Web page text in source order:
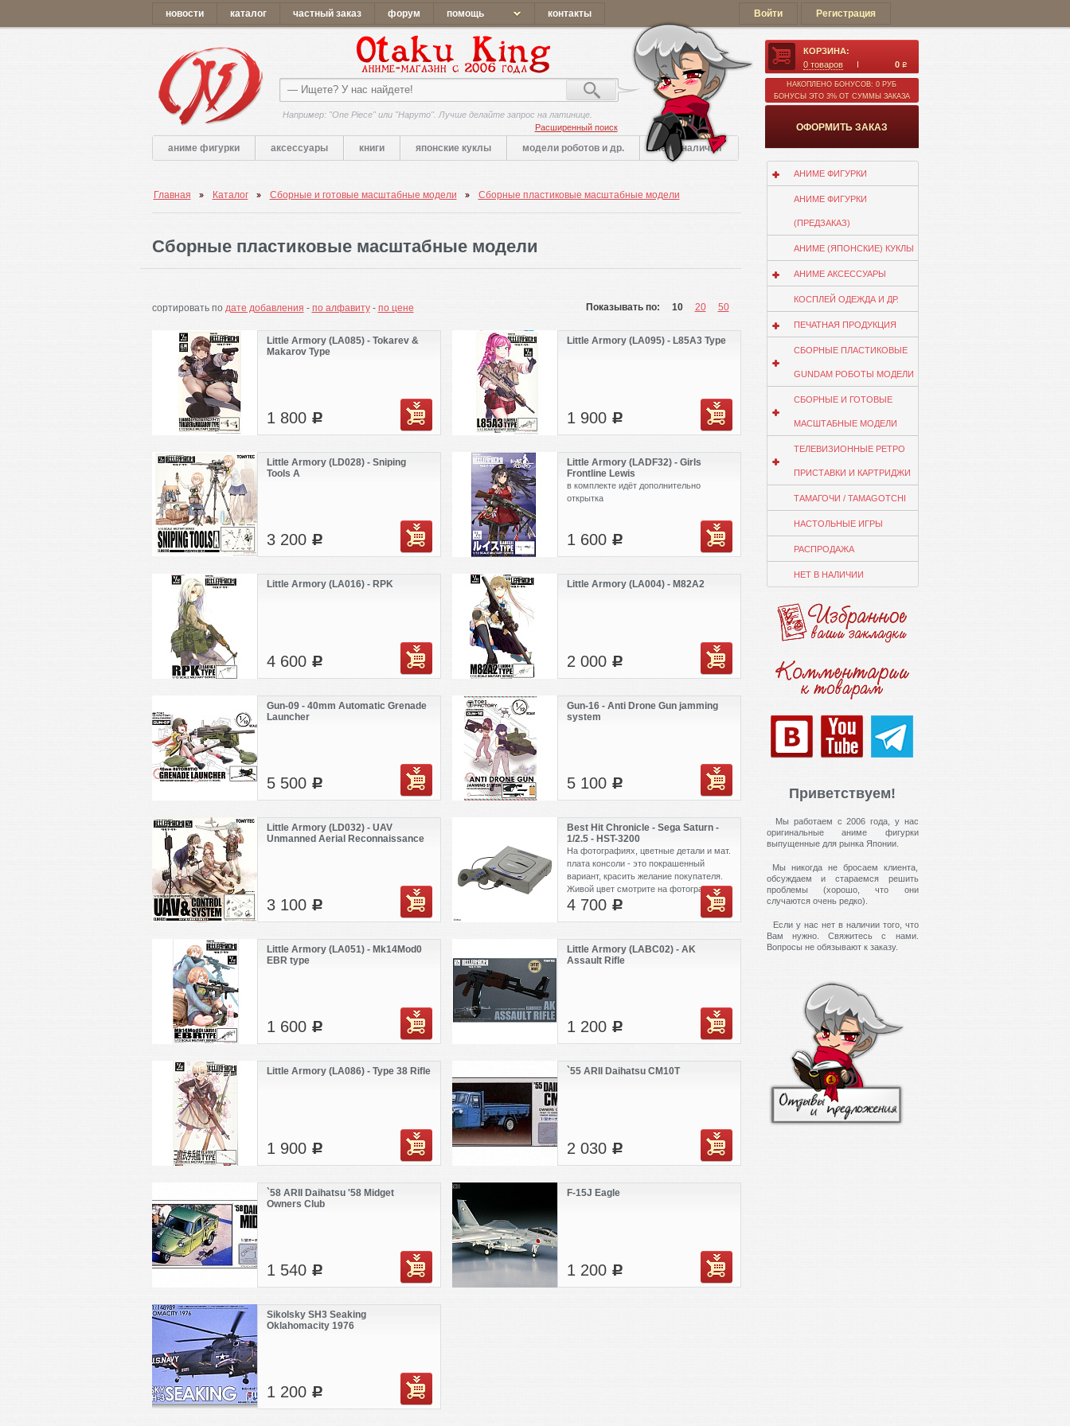
новости каталог частный заказ форум помощь контакты Войти Регистрация
Например: "One Piece" или "Наруто". Лучше делайте запрос на латинице.
Расширенный поиск
КОРЗИНА:
0товаров 0 q
НАКОПЛЕНО БОНУСОВ: 0 РУБ
БОНУСЫ ЭТО 3% ОТ СУММЫ ЗАКАЗА
ОФОРМИТЬ ЗАКАЗ
аниме фигурки
аксессуары книги японские куклы модели роботов и др. нет в наличии
Главная Каталог Сборные и готовые масштабные модели Сборные пластиковые масштабные модели
Сборные пластиковые масштабные модели
сортировать по дате добавления - по алфавиту- по цене Показывать по: 10 20 50
Little Armory (LA085) - Tokarev &
Makarov Type
1 800 c
Little Armory (LA095) - L85A3 Type
1 900 c
Little Armory (LD028) - Sniping
Tools A
3 200 c
Little Armory (LADF32) - Girls
Frontline Lewis
в комплекте идёт дополнительно
открытка
1 600 c
Little Armory (LA016) - RPK
4 600 c
Little Armory (LA004) - M82A2
2 000 c
Gun-09 - 40mm Automatic Grenade
Launcher
5 500 c
Gun-16 - Anti Drone Gun jamming
system
5 100 c
Little Armory (LD032) - UAV
Unmanned Aerial Reconnaissance
3 100 c
Best Hit Chronicle - Sega Saturn -
1/2.5 - HST-3200
На фотографиях, цветные детали и мат.
плата консоли - это покрашенный
вариант, красить желание покупателя.
Живой цвет смотрите на фотографиях
товара.
4 700 c
Little Armory (LA051) - Mk14Mod0
EBR type
1 600 c
Little Armory (LABC02) - AK
Assault Rifle
1 200 c
Little Armory (LA086) - Type 38 Rifle
1 900 c
`55 ARII Daihatsu CM10T
2 030 c
`58 ARII Daihatsu '58 Midget
Owners Club
1 540 c
F-15J Eagle
1 200 c
Sikolsky SH3 Seaking
Oklahomacity 1976
1 200 c
АНИМЕ ФИГУРКИ
АНИМЕ ФИГУРКИ
(ПРЕДЗАКАЗ)
АНИМЕ (ЯПОНСКИЕ) КУКЛЫ
АНИМЕ АКСЕССУАРЫ
КОСПЛЕЙ ОДЕЖДА И ДР.
ПЕЧАТНАЯ ПРОДУКЦИЯ
СБОРНЫЕ ПЛАСТИКОВЫЕ
GUNDAM РОБОТЫ МОДЕЛИ
СБОРНЫЕ И ГОТОВЫЕ
МАСШТАБНЫЕ МОДЕЛИ
ТЕЛЕВИЗИОННЫЕ РЕТРО
ПРИСТАВКИ И КАРТРИДЖИ
ТАМАГОЧИ / TAMAGOTCHI
НАСТОЛЬНЫЕ ИГРЫ
РАСПРОДАЖА
НЕТ В НАЛИЧИИ
Приветствуем!
Мы работаем с 2006 года, у нас
оригинальные аниме фигурки
выпущенные для рынка Японии.
Мы никогда не бросаем клиента,
обсуждаем и стараемся решить
проблемы (хорошо, что они
случаются очень редко).
Если у нас нет в наличии того, что
Вам нужно. Свяжитесь с нами.
Вопросы не обязывают к заказу.